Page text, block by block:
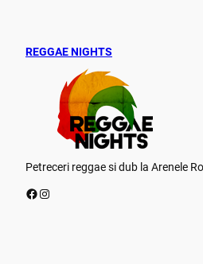
REGGAE NIGHTS
Petreceri reggae si dub la Arenele
Facebook Instagram